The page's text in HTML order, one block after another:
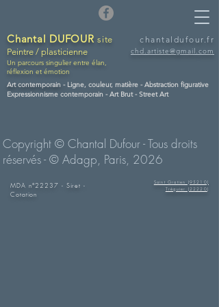
chantaldufour.fr
chd.artiste@gmail.com
Chantal DUFOURsite
Peintre / plasticienne
Un parcours singulier entre élan,
réflexion et émotion
Art contemporain - Ligne, couleur, matière - Abstraction figurative
Expressionnisme contemporain - Art Brut - Street Art
Copyright © Chantal Dufour - Tous droits
réservés - © Adagp, Paris, 2026
MDA n°22237 - Siret -
Cotation
Saint Gratien (95210)
Tréguier (22220